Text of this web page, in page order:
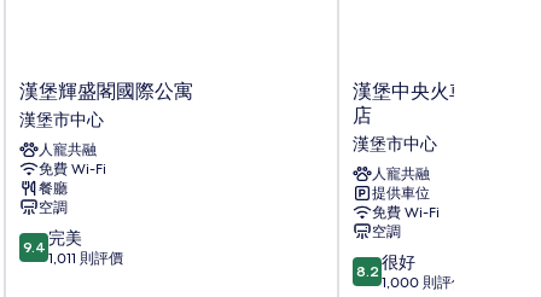
漢
堡
輝
盛
閣
國
際
公
寓
漢堡輝盛閣國際公寓
漢堡市中心
人寵共融
免費 Wi-Fi
餐廳
空調
9.4
分
9.4 完美
1,011 則評價
漢
堡
中
央
火
車
站
施
泰
根
漢堡中央火車站施泰
店
漢堡市中心
人寵共融
提供車位
免費 Wi-Fi
空調
8.2
分
8.2 很好
1,000 則評價